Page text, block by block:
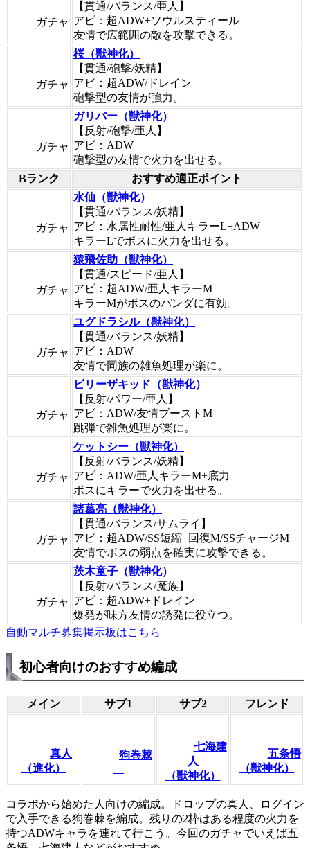
ガチャ
【貫通/バランス/亜人】
アビ：超ADW+ソウルスティール
友情で広範囲の敵を攻撃できる。
ガチャ
桜（獣神化）
【貫通/砲撃/妖精】
アビ：超ADW/ドレイン
砲撃型の友情が強力。
ガチャ
ガリバー（獣神化）
【反射/砲撃/亜人】
アビ：ADW
砲撃型の友情で火力を出せる。
Bランク
おすすめ適正ポイント
ガチャ
水仙（獣神化）
【貫通/バランス/妖精】
アビ：水属性耐性/亜人キラーL+ADW
キラーLでボスに火力を出せる。
ガチャ
猿飛佐助（獣神化）
【貫通/スピード/亜人】
アビ：超ADW/亜人キラーM
キラーMがボスのパンダに有効。
ガチャ
ユグドラシル（獣神化）
【貫通/バランス/妖精】
アビ：ADW
友情で同族の雑魚処理が楽に。
ガチャ
ビリーザキッド（獣神化）
【反射/パワー/亜人】
アビ：ADW/友情ブーストM
跳弾で雑魚処理が楽に。
ガチャ
ケットシー（獣神化）
【反射/バランス/妖精】
アビ：ADW/亜人キラーM+底力
ボスにキラーで火力を出せる。
ガチャ
諸葛亮（獣神化）
【貫通/バランス/サムライ】
アビ：超ADW/SS短縮+回復M/SSチャージM
友情でボスの弱点を確実に攻撃できる。
ガチャ
茨木童子（獣神化）
【反射/バランス/魔族】
アビ：超ADW+ドレイン
爆発が味方友情の誘発に役立つ。
自動マルチ募集掲示板はこちら
初心者向けのおすすめ編成
メイン サブ1 サブ2 フレンド
真人
（進化）
狗巻棘
七海建
人
（獣神化）
五条悟
（獣神化）
コラボから始めた人向けの編成。ドロップの真人、ログイン
で入手できる狗巻棘を編成。残りの2枠はある程度の火力を
持つADWキャラを連れて行こう。今回のガチャでいえば五